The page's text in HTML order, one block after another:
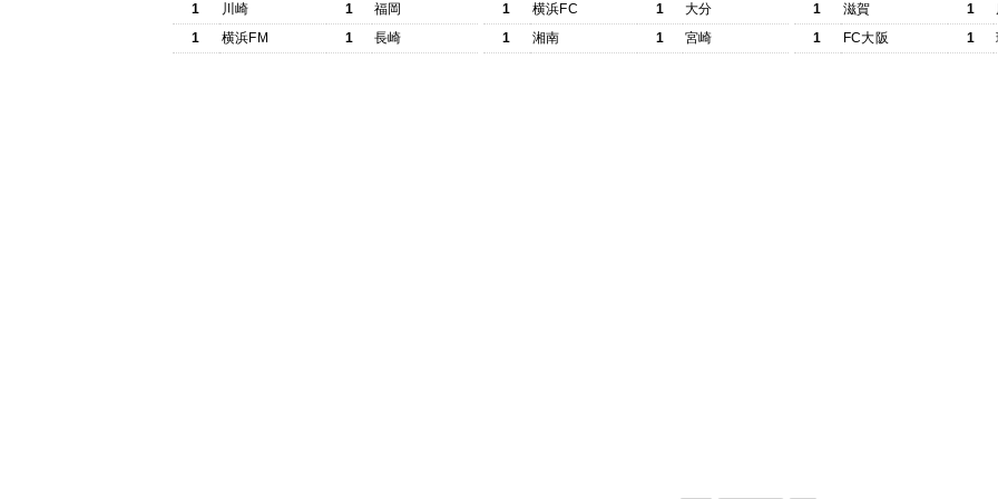
1
川崎 1
福岡
1
横浜FM 1 長崎
1
横浜FC 1
大分
1
湘南 1 宮崎
1
滋賀 1
1
FC大阪 1